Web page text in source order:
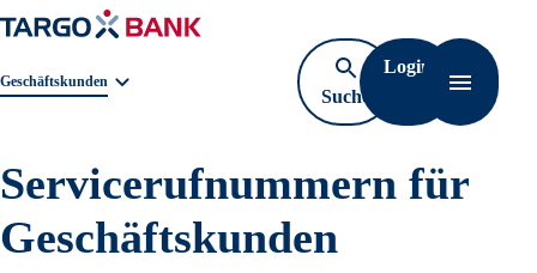
Geschäftsbereichnavigation. Aktuelle Auswahl:
Geschäftskunden
Suche
öffnen
Login
Service­rufnummern für
Geschäfts­kunden